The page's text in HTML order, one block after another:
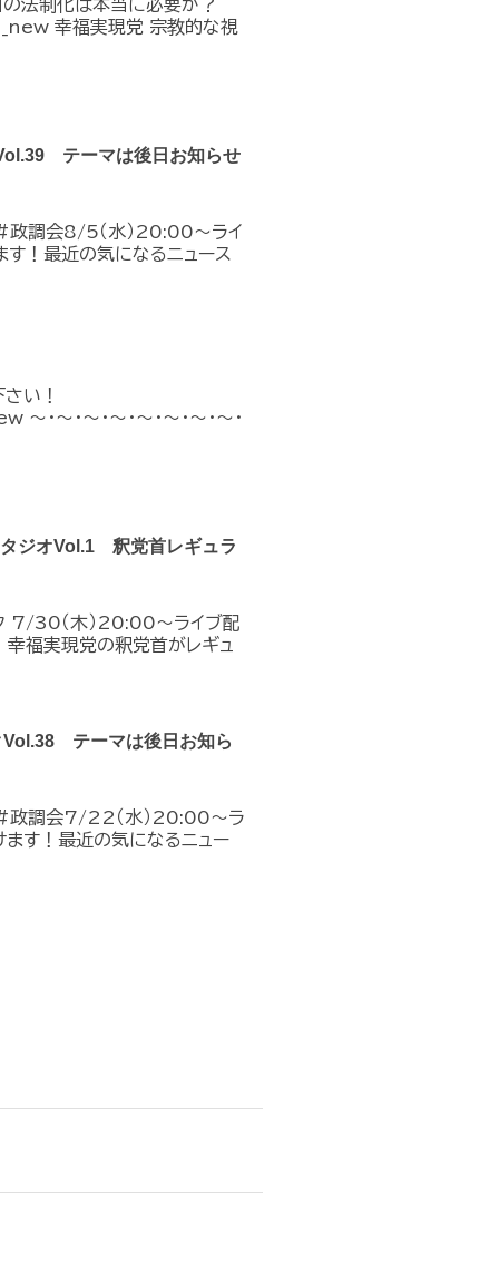
法制化は本当に必要か？
幸福実現党 宗教的な視
テーマは後日お知らせ
調会8/5（水）20:00～ライ
！最近の気になるニュース
い！
～・～・～・～・～・～・
ジオVol.1 釈党首レギュラ
7/30（木）20:00～ライブ配
幸福実現党の釈党首がレギュ
Vol.38 テーマは後日お知ら
政調会7/22（水）20:00～ラ
す！最近の気になるニュー